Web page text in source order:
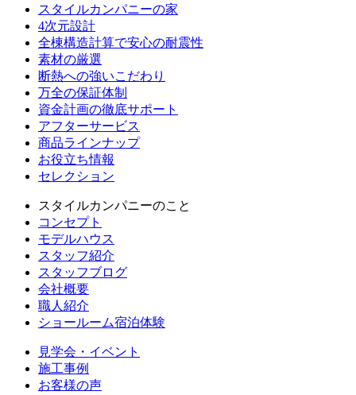
スタイルカンパニーの家
4次元設計
全棟構造計算で安心の耐震性
素材の厳選
断熱への強いこだわり
万全の保証体制
資金計画の徹底サポート
アフターサービス
商品ラインナップ
お役立ち情報
セレクション
スタイルカンパニーのこと
コンセプト
モデルハウス
スタッフ紹介
スタッフブログ
会社概要
職人紹介
ショールーム宿泊体験
見学会・イベント
施工事例
お客様の声